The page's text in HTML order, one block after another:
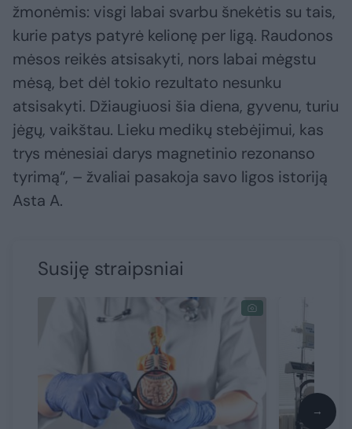
žmonėmis: visgi labai svarbu šnekėtis su tais,
kurie patys patyrė kelionę per ligą. Raudonos
mėsos reikės atsisakyti, nors labai mėgstu
mėsą, bet dėl tokio rezultato nesunku
atsisakyti. Džiaugiuosi šia diena, gyvenu, turiu
jėgų, vaikštau. Lieku medikų stebėjimui, kas
trys mėnesiai darys magnetinio rezonanso
tyrimą“, – žvaliai pasakoja savo ligos istoriją
Asta A.
Susiję straipsniai
→